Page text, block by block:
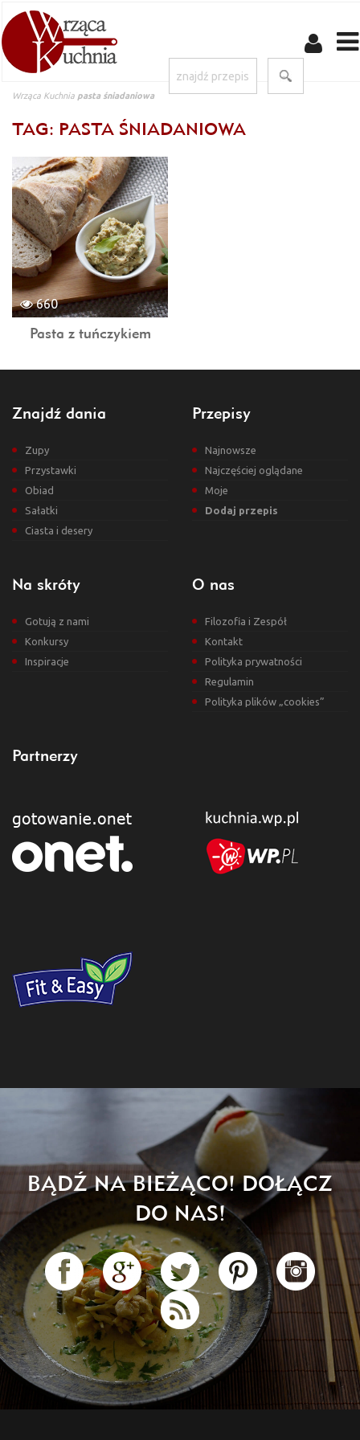
Wrząca Kuchnia pasta śniadaniowa
TAG: PASTA ŚNIADANIOWA
660
Pasta z tuńczykiem
Znajdź dania
Zupy
Przystawki
Obiad
Sałatki
Ciasta i desery
Przepisy
Najnowsze
Najczęściej oglądane
Moje
Dodaj przepis
Na skróty
Gotują z nami
Konkursy
Inspiracje
O nas
Filozofia i Zespół
Kontakt
Polityka prywatności
Regulamin
Polityka plików „cookies”
Partnerzy
BĄDŹ NA BIEŻĄCO! DOŁĄCZ
DO NAS!